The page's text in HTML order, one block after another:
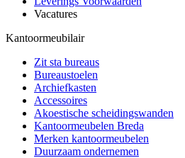
Vacatures
Kantoormeubilair
Zit sta bureaus
Bureaustoelen
Archiefkasten
Accessoires
Akoestische scheidingswanden
Kantoormeubelen Breda
Merken kantoormeubelen
Duurzaam ondernemen